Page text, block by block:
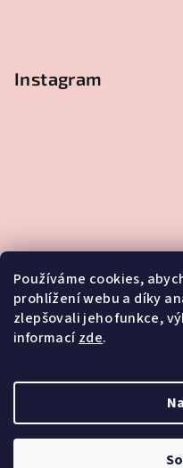
Používáme cookies,
prohlížení webu a díky
zlepšovali jeho funkce,
informacízde.
Instagram
Sledovat na